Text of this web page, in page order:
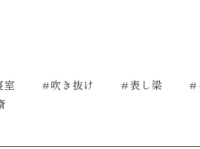
室 吹き抜け 表し梁